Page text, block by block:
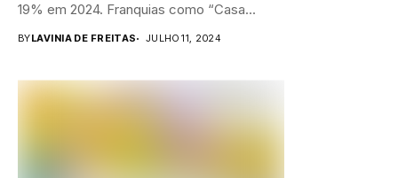
19% em 2024. Franquias como “Casa...
BYLAVINIA DE FREITAS JULHO 11, 2024